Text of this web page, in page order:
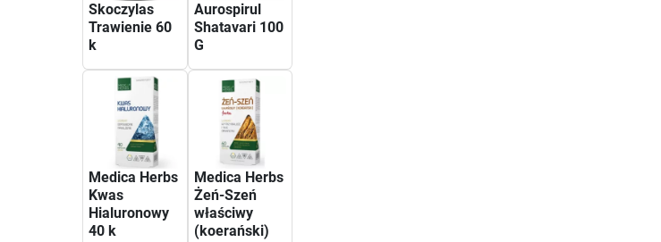
Skoczylas
Trawienie 60
k
Medica Herbs
Kwas
Hialuronowy
40 k
Aurospirul
Shatavari 100
G
Medica Herbs
Żeń-Szeń
właściwy
(koerański)